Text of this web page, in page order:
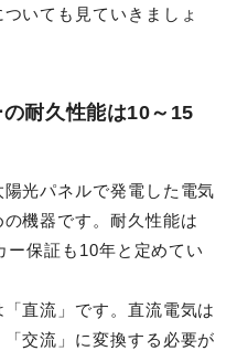
いても見ていきましょ
耐久性能は10～15
光パネルで発電した電気
機器です。耐久性能は
ー保証も10年と定めてい
直流」です。直流電気は
交流」に変換する必要が